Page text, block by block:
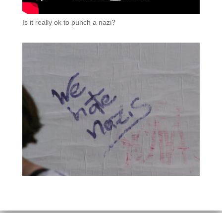
Is it really ok to punch a nazi?